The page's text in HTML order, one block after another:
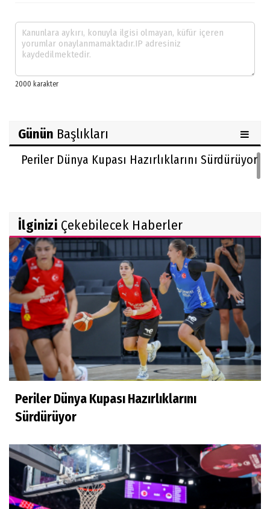
Günün Başlıkları
Periler Dünya Kupası Hazırlıklarını Sürdürüyor
İlginizi Çekebilecek Haberler
Periler Dünya Kupası Hazırlıklarını
Sürdürüyor